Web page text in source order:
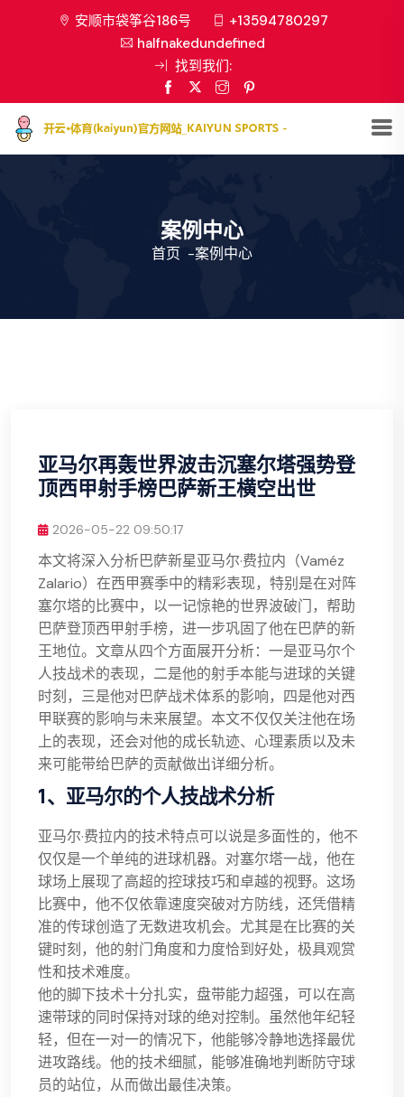
安顺市袋筝谷186号
+13594780297
halfnakedundefined
找到我们:
案例中心
首页 -案例中心
亚马尔再轰世界波击沉塞尔塔强势登
顶西甲射手榜巴萨新王横空出世
2026-05-22 09:50:17
本文将深入分析巴萨新星亚马尔·费拉内（Vaméz
Zalario）在西甲赛季中的精彩表现，特别是在对阵
塞尔塔的比赛中，以一记惊艳的世界波破门，帮助
巴萨登顶西甲射手榜，进一步巩固了他在巴萨的新
王地位。文章从四个方面展开分析：一是亚马尔个
人技战术的表现，二是他的射手本能与进球的关键
时刻，三是他对巴萨战术体系的影响，四是他对西
甲联赛的影响与未来展望。本文不仅仅关注他在场
上的表现，还会对他的成长轨迹、心理素质以及未
来可能带给巴萨的贡献做出详细分析。
1、亚马尔的个人技战术分析
亚马尔·费拉内的技术特点可以说是多面性的，他不
仅仅是一个单纯的进球机器。对塞尔塔一战，他在
球场上展现了高超的控球技巧和卓越的视野。这场
比赛中，他不仅依靠速度突破对方防线，还凭借精
准的传球创造了无数进攻机会。尤其是在比赛的关
键时刻，他的射门角度和力度恰到好处，极具观赏
性和技术难度。
他的脚下技术十分扎实，盘带能力超强，可以在高
速带球的同时保持对球的绝对控制。虽然他年纪轻
轻，但在一对一的情况下，他能够冷静地选择最优
进攻路线。他的技术细腻，能够准确地判断防守球
员的站位，从而做出最佳决策。